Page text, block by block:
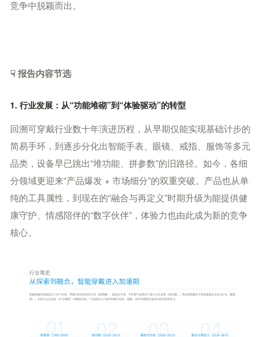
竞争中脱颖而出。
☟ 报告内容节选
1. 行业发展：从“功能堆砌”到“体验驱动”的转型
回溯可穿戴行业数十年演进历程，从早期仅能实现基础计步的
简易手环，到逐步分化出智能手表、眼镜、戒指、服饰等多元
品类，设备早已跳出“堆功能、拼参数”的旧路径。如今，各细
分领域更迎来“产品爆发 + 市场细分”的双重突破。产品也从单
纯的工具属性，到现在的“融合与再定义”时期升级为能提供健
康守护、情感陪伴的“数字伙伴”，体验力也由此成为新的竞争
核心。